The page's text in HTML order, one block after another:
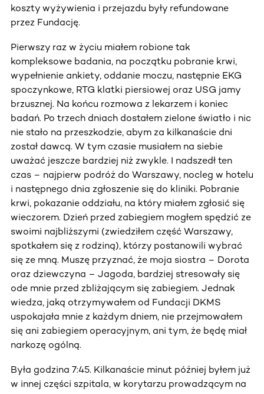
koszty wyżywienia i przejazdu były refundowane
przez Fundację.
Pierwszy raz w życiu miałem robione tak
kompleksowe badania, na początku pobranie krwi,
wypełnienie ankiety, oddanie moczu, następnie EKG
spoczynkowe, RTG klatki piersiowej oraz USG jamy
brzusznej. Na końcu rozmowa z lekarzem i koniec
badań. Po trzech dniach dostałem zielone światło i nic
nie stało na przeszkodzie, abym za kilkanaście dni
został dawcą. W tym czasie musiałem na siebie
uważać jeszcze bardziej niż zwykle. I nadszedł ten
czas – najpierw podróż do Warszawy, nocleg w hotelu
i następnego dnia zgłoszenie się do kliniki. Pobranie
krwi, pokazanie oddziału, na który miałem zgłosić się
wieczorem. Dzień przed zabiegiem mogłem spędzić ze
swoimi najbliższymi (zwiedziłem część Warszawy,
spotkałem się z rodziną), którzy postanowili wybrać
się ze mną. Muszę przyznać, że moja siostra – Dorota
oraz dziewczyna – Jagoda, bardziej stresowały się
ode mnie przed zbliżającym się zabiegiem. Jednak
wiedza, jaką otrzymywałem od Fundacji DKMS
uspokajała mnie z każdym dniem, nie przejmowałem
się ani zabiegiem operacyjnym, ani tym, że będę miał
narkozę ogólną.
Była godzina 7:45. Kilkanaście minut później byłem już
w innej części szpitala, w korytarzu prowadzącym na